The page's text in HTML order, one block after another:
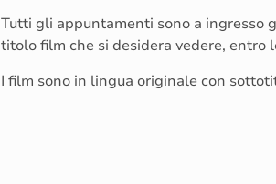
Tutti gli appuntamenti sono a ingresso
titolo film che si desidera vedere, entro
I film sono in lingua originale con